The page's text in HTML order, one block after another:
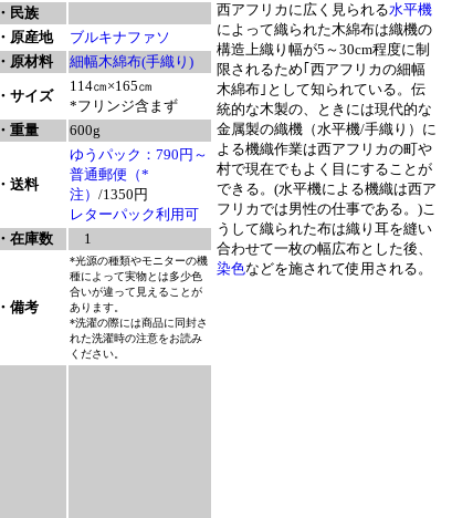
・民族
・原産地
ブルキナファソ
・原材料
細幅木綿布(手織り)
・サイズ
114㎝×165㎝
*フリンジ含まず
・重量
600g
・送料
ゆうパック：790円～
普通郵便（*
注） /1350円
レターパック利用可
・在庫数
1
・備考
*光源の種類やモニターの機
種によって実物とは多少色
合いが違って見えることが
あります。
*洗濯の際には商品に同封さ
れた洗濯時の注意をお読み
ください。
西アフリカに広く見られる水平機
によって織られた木綿布は織機の
構造上織り幅が5～30cm程度に制
限されるため｢西アフリカの細幅
木綿布｣として知られている。伝
統的な木製の、ときには現代的な
金属製の織機（水平機/手織り）に
よる機織作業は西アフリカの町や
村で現在でもよく目にすることが
できる。(水平機による機織は西ア
フリカでは男性の仕事である。)こ
うして織られた布は織り耳を縫い
合わせて一枚の幅広布とした後、
染色などを施されて使用される。